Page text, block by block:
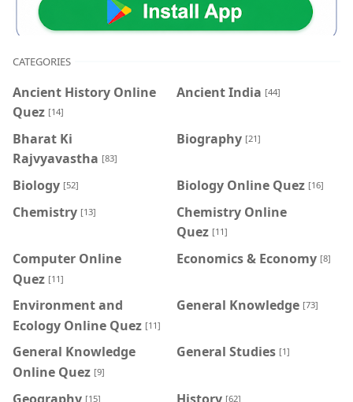
CATEGORIES
Ancient History Online
Quez [14]
Ancient India [44]
Bharat Ki
Rajvyavastha [83]
Biography [21]
Biology [52] Biology Online Quez [16]
Chemistry [13]
Chemistry Online
Quez [11]
Computer Online
Quez [11]
Economics & Economy [8]
Environment and
Ecology Online Quez [11]
General Knowledge [73]
General Knowledge
Online Quez [9]
General Studies [1]
Geography [15] History [62]